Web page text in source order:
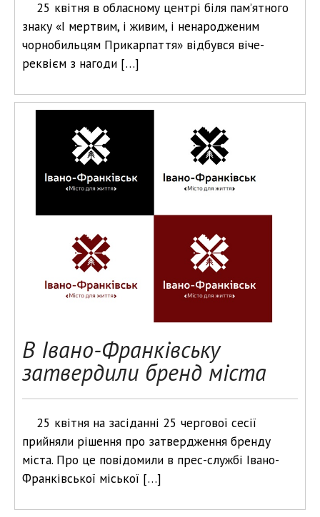
25 квітня в обласному центрі біля пам’ятного
знаку «І мертвим, і живим, і ненародженим
чорнобильцям Прикарпаття» відбувся віче-
реквієм з нагоди […]
В Івано-Франківську
затвердили бренд міста
25 квітня на засіданні 25 чергової сесії
прийняли рішення про затвердження бренду
міста. Про це повідомили в прес-службі Івано-
Франківської міської […]